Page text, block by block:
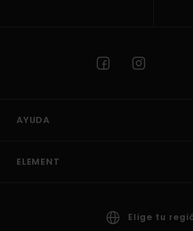
AYUDA
ELEMENT
Elige tu